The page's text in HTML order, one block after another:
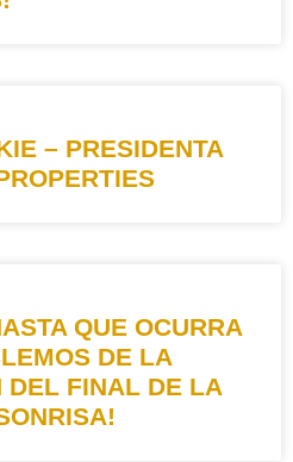
– PRESIDENTA
QUE OCURRA
DE LA
DEL FINAL DE LA